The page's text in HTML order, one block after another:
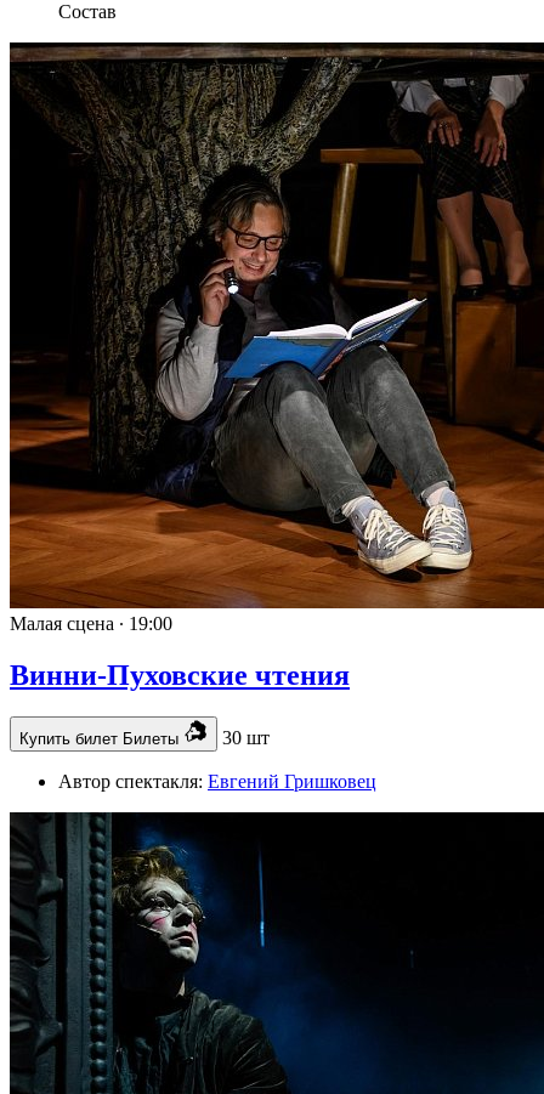
Состав
Малая сцена ∙ 19:00
Винни-Пуховские чтения
Купить билет Билеты 30 шт
Автор спектакля: Евгений Гришковец